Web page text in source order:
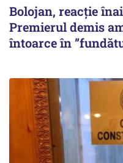
Bolojan, reacție
Premierul demis
întoarce în